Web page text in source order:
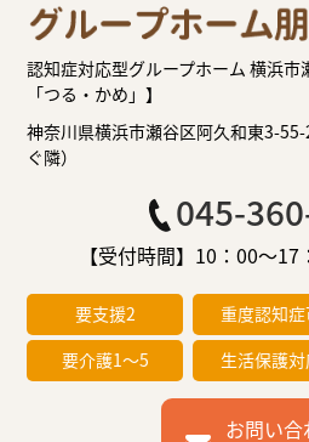
認知症対応型グループホーム 横浜
「つる・かめ」】
神奈川県横浜市瀬谷区阿久和東3-
ぐ隣）
045-
【受付時間】10：00～17
要支援2 重度認知
要介護1～5
生活保護
お問い合